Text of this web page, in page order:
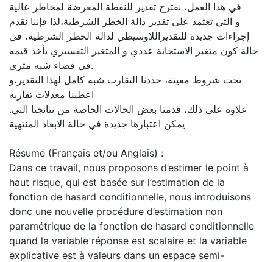
في هذا العمل، نقترح تقدير للنقطة المعرضة لمخاطر عالية
و التي تعتمد على تقدير دالة الخطر الشرطية،لذا فإننا نقدم
إجراءات جديدة للتقديراللاوسيطي لدالة الخطر الشرطية، في
حالة كون متغير الاستجابة عددي و المتغير التفسيري يأخذ قيمه
في فضاء شبه متري.
تحت شروط معينة، حددنا التقارب شبه كامل لهذا التقدير،و
اعطينا معدلات تقاربه
.علاوة على ذلك، قدمنا بعض الحالات الخاصة من نتائجنا التي
يمكن اعتبارها جديدة في حالة الابعاد المنتهية
Résumé (Français et/ou Anglais) :
Dans ce travail, nous proposons d’estimer le point à
haut risque, qui est basée sur l’estimation de la
fonction de hasard conditionnelle, nous introduisons
donc une nouvelle procédure d’estimation non
paramétrique de la fonction de hasard conditionnelle
quand la variable réponse est scalaire et la variable
explicative est à valeurs dans un espace semi-